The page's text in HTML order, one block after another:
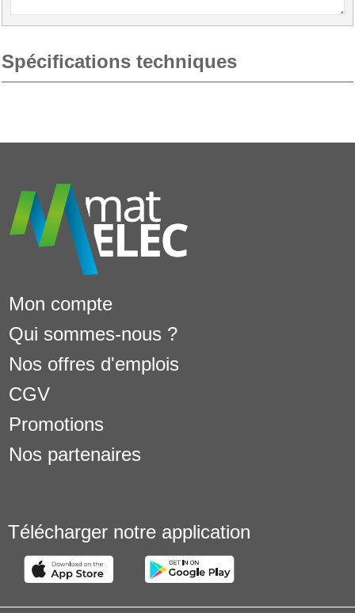
Spécifications techniques
Mon compte
Qui sommes-nous ?
Nos offres d'emplois
CGV
Promotions
Nos partenaires
Télécharger notre application